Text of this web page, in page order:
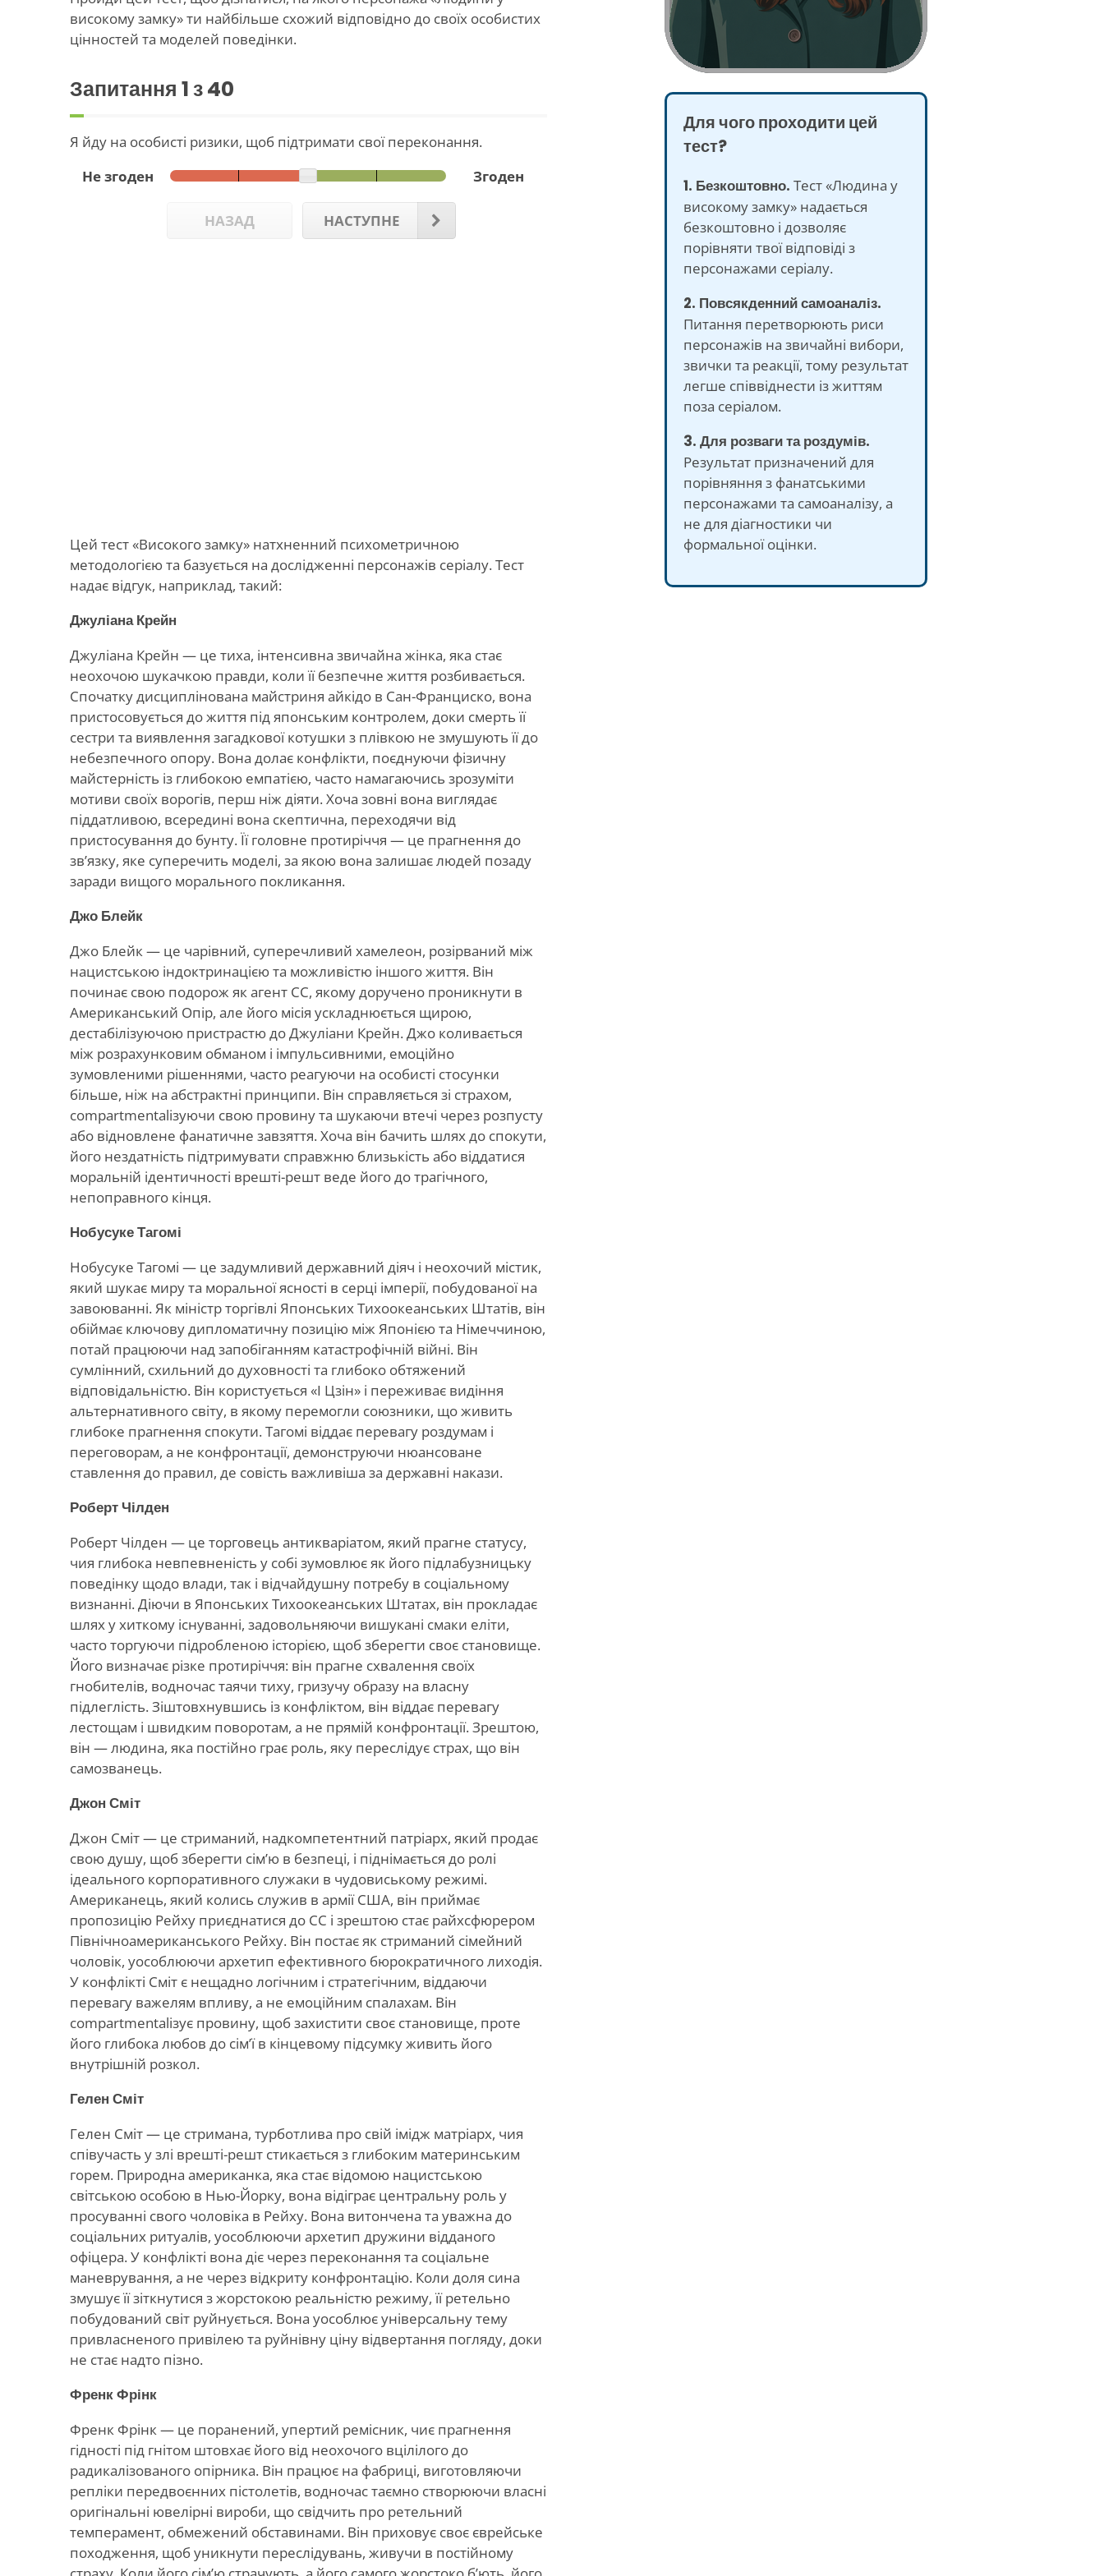
високому замку» ти найбільше схожий відповідно до своїх особистих
цінностей та моделей поведінки.
Запитання 1з 40
Я йду на особисті ризики, щоб підтримати свої переконання.
Не згоден
Згоден
НАЗАД НАСТУПНЕ
Цей тест «Високого замку» натхненний психометричною
методологією та базується на дослідженні персонажів серіалу. Тест
надає відгук, наприклад, такий:
Джуліана Крейн
Джуліана Крейн — це тиха, інтенсивна звичайна жінка, яка стає
неохочою шукачкою правди, коли її безпечне життя розбивається.
Спочатку дисциплінована майстриня айкідо в Сан-Франциско, вона
пристосовується до життя під японським контролем, доки смерть її
сестри та виявлення загадкової котушки з плівкою не змушують її до
небезпечного опору. Вона долає конфлікти, поєднуючи фізичну
майстерність із глибокою емпатією, часто намагаючись зрозуміти
мотиви своїх ворогів, перш ніж діяти. Хоча зовні вона виглядає
піддатливою, всередині вона скептична, переходячи від
пристосування до бунту. Її головне протиріччя — це прагнення до
зв’язку, яке суперечить моделі, за якою вона залишає людей позаду
заради вищого морального покликання.
Джо Блейк
Джо Блейк — це чарівний, суперечливий хамелеон, розірваний між
нацистською індоктринацією та можливістю іншого життя. Він
починає свою подорож як агент СС, якому доручено проникнути в
Американський Опір, але його місія ускладнюється щирою,
дестабілізуючою пристрастю до Джуліани Крейн. Джо коливається
між розрахунковим обманом і імпульсивними, емоційно
зумовленими рішеннями, часто реагуючи на особисті стосунки
більше, ніж на абстрактні принципи. Він справляється зі страхом,
compartmentalізуючи свою провину та шукаючи втечі через розпусту
або відновлене фанатичне завзяття. Хоча він бачить шлях до спокути,
його нездатність підтримувати справжню близькість або віддатися
моральній ідентичності врешті-решт веде його до трагічного,
непоправного кінця.
Нобусуке Тагомі
Нобусуке Тагомі — це задумливий державний діяч і неохочий містик,
який шукає миру та моральної ясності в серці імперії, побудованої на
завоюванні. Як міністр торгівлі Японських Тихоокеанських Штатів, він
обіймає ключову дипломатичну позицію між Японією та Німеччиною,
потай працюючи над запобіганням катастрофічній війні. Він
сумлінний, схильний до духовності та глибоко обтяжений
відповідальністю. Він користується «І Цзін» і переживає видіння
альтернативного світу, в якому перемогли союзники, що живить
глибоке прагнення спокути. Тагомі віддає перевагу роздумам і
переговорам, а не конфронтації, демонструючи нюансоване
ставлення до правил, де совість важливіша за державні накази.
Роберт Чілден
Роберт Чілден — це торговець антикваріатом, який прагне статусу,
чия глибока невпевненість у собі зумовлює як його підлабузницьку
поведінку щодо влади, так і відчайдушну потребу в соціальному
визнанні. Діючи в Японських Тихоокеанських Штатах, він прокладає
шлях у хиткому існуванні, задовольняючи вишукані смаки еліти,
часто торгуючи підробленою історією, щоб зберегти своє становище.
Його визначає різке протиріччя: він прагне схвалення своїх
гнобителів, водночас таячи тиху, гризучу образу на власну
підлеглість. Зіштовхнувшись із конфліктом, він віддає перевагу
лестощам і швидким поворотам, а не прямій конфронтації. Зрештою,
він — людина, яка постійно грає роль, яку переслідує страх, що він
самозванець.
Джон Сміт
Джон Сміт — це стриманий, надкомпетентний патріарх, який продає
свою душу, щоб зберегти сім’ю в безпеці, і піднімається до ролі
ідеального корпоративного служаки в чудовиському режимі.
Американець, який колись служив в армії США, він приймає
пропозицію Рейху приєднатися до СС і зрештою стає райхсфюрером
Північноамериканського Рейху. Він постає як стриманий сімейний
чоловік, уособлюючи архетип ефективного бюрократичного лиходія.
У конфлікті Сміт є нещадно логічним і стратегічним, віддаючи
перевагу важелям впливу, а не емоційним спалахам. Він
compartmentalізує провину, щоб захистити своє становище, проте
його глибока любов до сім’ї в кінцевому підсумку живить його
внутрішній розкол.
Гелен Сміт
Гелен Сміт — це стримана, турботлива про свій імідж матріарх, чия
співучасть у злі врешті-решт стикається з глибоким материнським
горем. Природна американка, яка стає відомою нацистською
світською особою в Нью-Йорку, вона відіграє центральну роль у
просуванні свого чоловіка в Рейху. Вона витончена та уважна до
соціальних ритуалів, уособлюючи архетип дружини відданого
офіцера. У конфлікті вона діє через переконання та соціальне
маневрування, а не через відкриту конфронтацію. Коли доля сина
змушує її зіткнутися з жорстокою реальністю режиму, її ретельно
побудований світ руйнується. Вона уособлює універсальну тему
привласненого привілею та руйнівну ціну відвертання погляду, доки
не стає надто пізно.
Френк Фрінк
Френк Фрінк — це поранений, упертий ремісник, чиє прагнення
гідності під гнітом штовхає його від неохочого вцілілого до
радикалізованого опірника. Він працює на фабриці, виготовляючи
репліки передвоєнних пістолетів, водночас таємно створюючи власні
оригінальні ювелірні вироби, що свідчить про ретельний
темперамент, обмежений обставинами. Він приховує своє єврейське
походження, щоб уникнути переслідувань, живучи в постійному
Для чого проходити цей
тест?
1. Безкоштовно. Тест «Людина у
високому замку» надається
безкоштовно і дозволяє
порівняти твої відповіді з
персонажами серіалу.
2. Повсякденний самоаналіз.
Питання перетворюють риси
персонажів на звичайні вибори,
звички та реакції, тому результат
легше співвіднести із життям
поза серіалом.
3. Для розваги та роздумів.
Результат призначений для
порівняння з фанатськими
персонажами та самоаналізу, а
не для діагностики чи
формальної оцінки.